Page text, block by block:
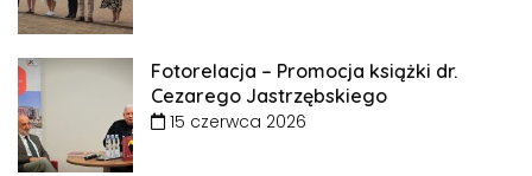
Fotorelacja – Promocja książki dr.
Cezarego Jastrzębskiego
15 czerwca 2026